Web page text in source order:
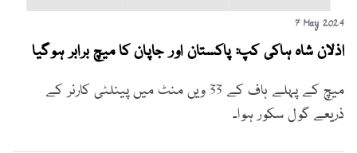
7 May 2024
اذلان شاہ ہاکی کپ: پاکستان اور جاپان کا میچ برابر ہوگیا
میچ کے پہلے ہاف کے 33 ویں منٹ میں پینلٹی کارنر کے
ذریعے گول سکور ہوا۔